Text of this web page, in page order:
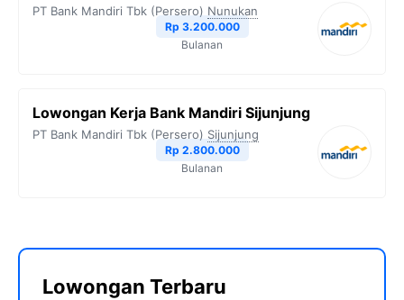
PT Bank Mandiri Tbk (Persero) Nunukan
Rp 3.200.000
Bulanan
Lowongan Kerja Bank Mandiri Sijunjung
PT Bank Mandiri Tbk (Persero) Sijunjung
Rp 2.800.000
Bulanan
Lowongan Terbaru